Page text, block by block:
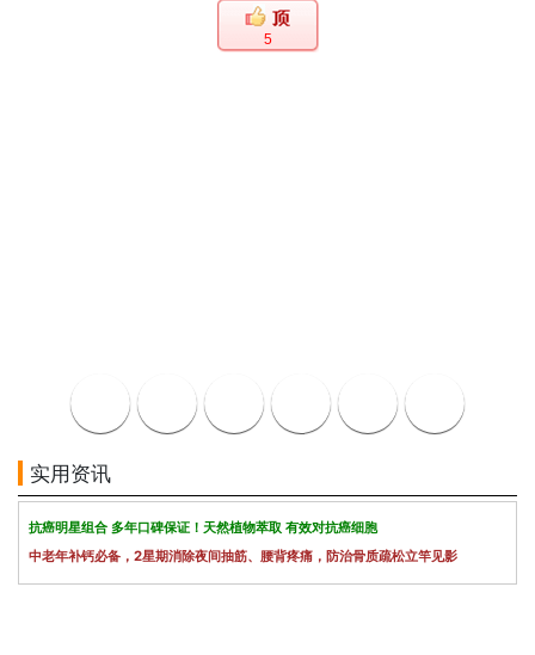
5
实用资讯
抗癌明星组合 多年口碑保证！天然植物萃取 有效对抗癌细胞
中老年补钙必备，2星期消除夜间抽筋、腰背疼痛，防治骨质疏松立竿见影